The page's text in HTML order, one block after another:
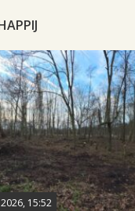
15:52